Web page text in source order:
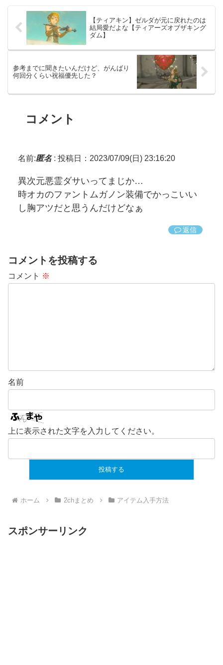
【ティアキン】ゼルダが元に戻れたのは
結局愛だよな【ティアーズオブザキング
ダム】
参考までに聞きたいんだけど、がんばり
何回分くらい祝福優先した？
コメント
名前:匿名: 投稿日：2023/07/09(日) 23:16:20
異次元悪霊ダサいってまじか…
時オカのファントムガノン装備でかっこいい
し胸アツだと思うんだけどなぁ
返信
コメントを投稿する
コメント ※
名前
上に表示された文字を入力してください。
ホーム 2chまとめ アイテム入手方法
スポンサーリンク